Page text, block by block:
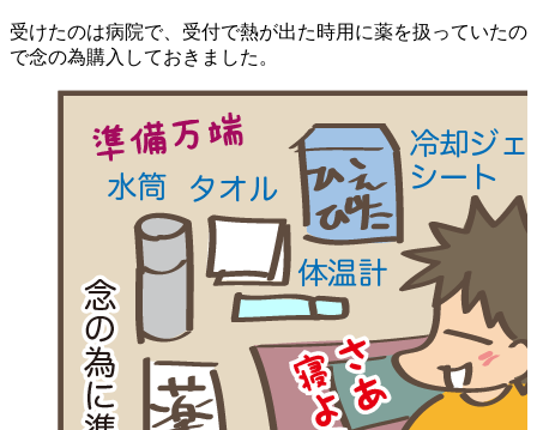
受けたのは病院で、受付で熱が出た時用に薬を扱っていたの
で念の為購入しておきました。